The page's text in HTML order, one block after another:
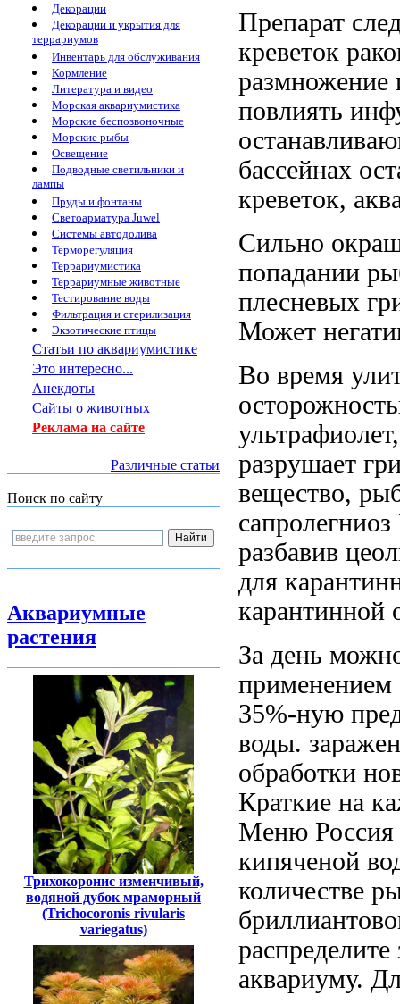
Декорации
Декорации и укрытия для
террариумов
Инвентарь для обслуживания
Кормление
Литература и видео
Морская аквариумистика
Морские беспозвоночные
Морские рыбы
Освещение
Подводные светильники и
лампы
Пруды и фонтаны
Светоарматура Juwel
Системы автодолива
Терморегуляция
Террариумистика
Террариумные животные
Тестирование воды
Фильтрация и стерилизация
Экзотические птицы
Статьи по аквариумистике
Это интересно...
Анекдоты
Сайты о животных
Реклама на сайте
Различные статьи
Поиск по сайту
Аквариумные
растения
Трихокоронис изменчивый,
водяной дубок мраморный
(Trichocoronis rivularis
variegatus)
Препарат
креветок
повлиять
бассейнах
креветок,
Сильно
попадании
плесневых
Может
Во время
разрушает
вещество,
разбавив
для
карантинной
За день
применением
35%-ную
воды.
обработки
Краткие на
Меню Россия
кипяченой
количестве
распределите
аквариуму.